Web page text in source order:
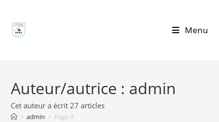
content
Menu
Auteur/autrice : admin
Cet auteur a écrit 27 articles
> admin > Page 9